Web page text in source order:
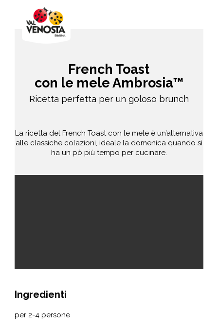
French Toast
con le mele Ambrosia™
Ricetta perfetta per un goloso brunch
La ricetta del French Toast con le mele è un’alternativa
alle classiche colazioni, ideale la domenica quando si
ha un pò più tempo per cucinare.
Ingredienti
per 2-4 persone